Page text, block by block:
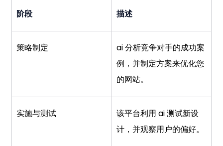
阶段 描述
策略制定
ai 分析竞争对手的成功案
例，并制定方案来优化您
的网站。
实施与测试
该平台利用 ai 测试新设
计，并观察用户的偏好。